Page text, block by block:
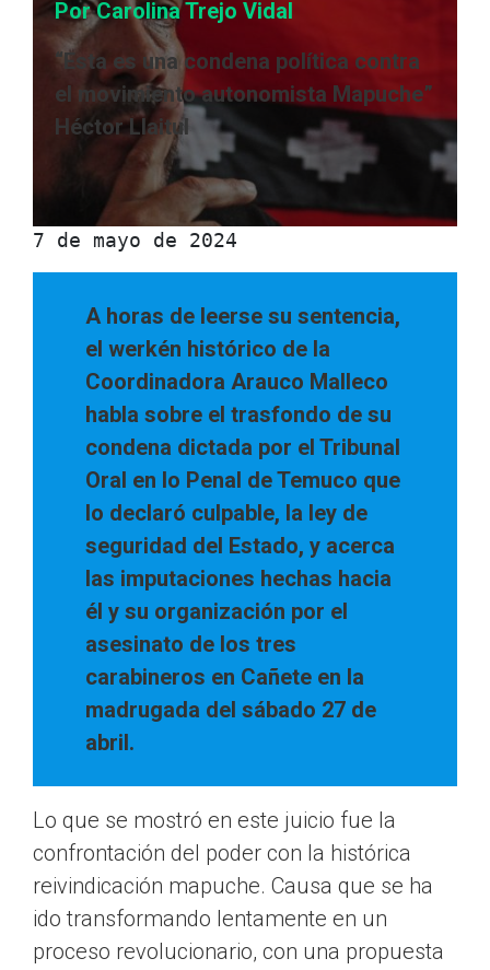
Por Carolina Trejo Vidal
“Esta es una condena política contra
el movimiento autonomista Mapuche”
Héctor Llaitul
7 de mayo de 2024
A horas de leerse su sentencia,
el werkén histórico de la
Coordinadora Arauco Malleco
habla sobre el trasfondo de su
condena dictada por el Tribunal
Oral en lo Penal de Temuco que
lo declaró culpable, la ley de
seguridad del Estado, y acerca
las imputaciones hechas hacia
él y su organización por el
asesinato de los tres
carabineros en Cañete en la
madrugada del sábado 27 de
abril.
Lo que se mostró en este juicio fue la
confrontación del poder con la histórica
reivindicación mapuche. Causa que se ha
ido transformando lentamente en un
proceso revolucionario, con una propuesta